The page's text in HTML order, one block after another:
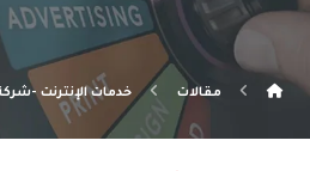
مقالات خدمات الإنترنت -